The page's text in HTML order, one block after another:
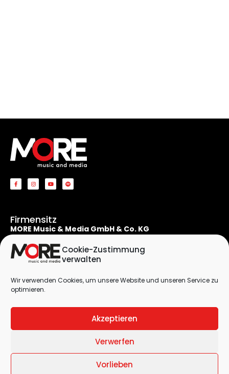
Cookie-Zustimmung
verwalten
Wir verwenden Cookies, um unsere Website und unseren Service zu
optimieren.
Akzeptieren
Verwerfen
Vorlieben
Firmensitz
MORE Music & Media GmbH & Co. KG
Apostelnstraße 19
50667 Köln
Deutschland
Rechtliches
Kontaktformular
Datenschutzerklärung
MORE Music & Media GmbH & Co. KG
| Designed by DieAgentur.Design